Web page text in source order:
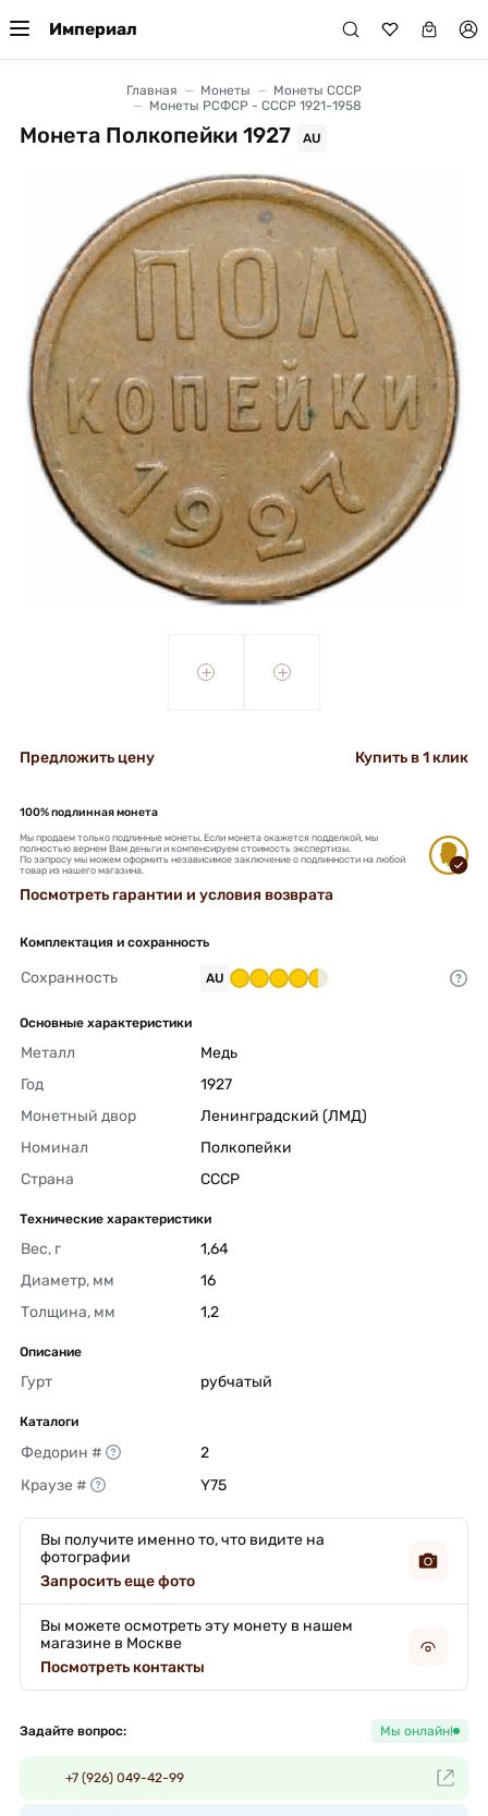
Империал
Главная Монеты
Монеты СССР
Монеты РСФСР - СССР 1921-1958
Монета Полкопейки 1927 AU
+ +
Предложить цену Купить в 1 клик
100% подлинная монета
Мы продаем только подлинные монеты. Если монета окажется подделкой, мы
полностью вернем Вам деньги и компенсируем стоимость экспертизы.
По запросу мы можем оформить независимое заключение о подлинности на любой
товар из нашего магазина.
Посмотреть гарантии и условия возврата
Комплектация и сохранность
Сохранность AU
Основные характеристики
Металл
Медь
Год
1927
Монетный двор
Ленинградский (ЛМД)
Номинал
Полкопейки
Страна
СССР
Технические характеристики
Вес, г
1,64
Диаметр, мм
16
Толщина, мм
1,2
Описание
Гурт рубчатый
Каталоги
Федорин #
2
Краузе #
Y75
Вы получите именно то, что видите на
фотографии
Запросить еще фото
Вы можете осмотреть эту монету в нашем
магазине в Москве
Посмотреть контакты
Задайте вопрос: Мы онлайн!
+7 (926) 049-42-99